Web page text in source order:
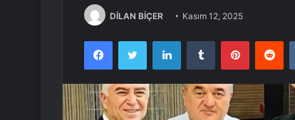
DİLAN BİÇER Kasım 12, 2025
FacebookTwitter LinkedInTumblr Pinterest